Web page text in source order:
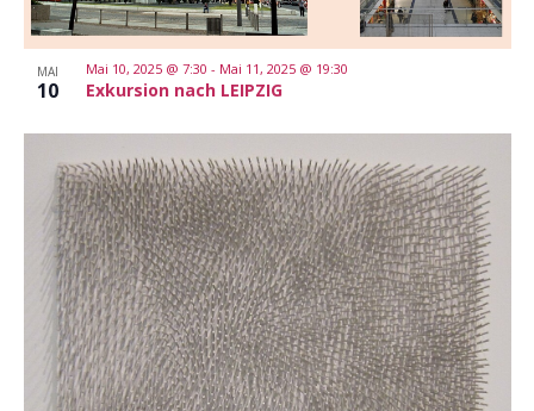
MAI
10 Exkursion nach LEIPZIG
Mai 10, 2025 @ 7:30 - Mai 11, 2025 @ 19:30